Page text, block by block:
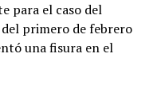
para el caso del
primero de febrero
una fisura en el